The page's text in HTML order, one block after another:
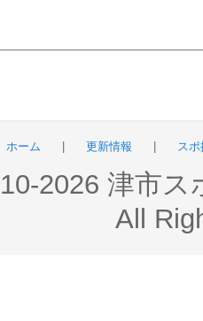
ホーム 更新情報 ス
2026 津市
All